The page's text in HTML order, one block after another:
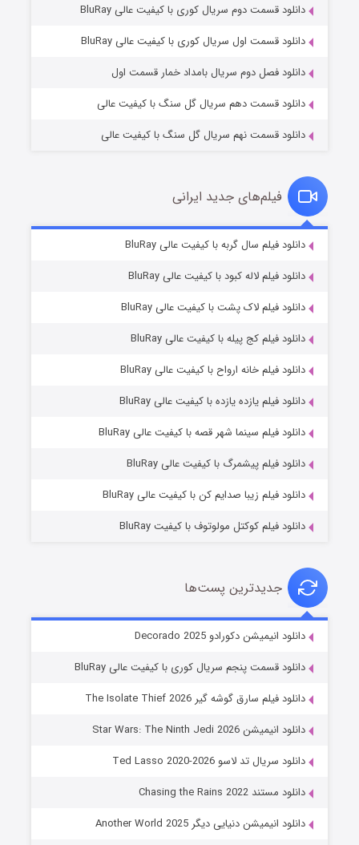
مردگان متحرک: شهر مرده ۳
قسمت۲ (زیرنویس) منتشر شد
قسمت۷ (زیرنویس) منتشر شد
خاندان اژدها فصل ۳
جادوگری در مغولستان
دانلود قسمت دوم سریال کوری با کیفیت عالی BluRay
دانلود قسمت اول سریال کوری با کیفیت عالی BluRay
دانلود فصل دوم سریال بامداد خمار قسمت اول
دانلود قسمت دهم سریال گل سنگ با کیفیت عالی
دانلود قسمت نهم سریال گل سنگ با کیفیت عالی
فیلم‌های جدید ایرانی
دانلود فیلم سال گربه با کیفیت عالی BluRay
دانلود فیلم لاله کبود با کیفیت عالی BluRay
دانلود فیلم لاک پشت با کیفیت عالی BluRay
دانلود فیلم کج‌ پیله با کیفیت عالی BluRay
دانلود فیلم خانه ارواح با کیفیت عالی BluRay
دانلود فیلم یازده یازده با کیفیت عالی BluRay
دانلود فیلم سینما شهر قصه با کیفیت عالی BluRay
دانلود فیلم پیشمرگ با کیفیت عالی BluRay
دانلود فیلم زیبا صدایم کن با کیفیت عالی BluRay
دانلود فیلم کوکتل مولوتوف با کیفیت BluRay
جدیدترین پست‌ها
دانلود انیمیشن دکورادو Decorado 2025
دانلود قسمت پنجم سریال کوری با کیفیت عالی BluRay
دانلود فیلم سارق گوشه گیر The Isolate Thief 2026
دانلود انیمیشن Star Wars: The Ninth Jedi 2026
دانلود سریال تد لاسو Ted Lasso 2020-2026
دانلود مستند Chasing the Rains 2022
دانلود انیمیشن دنیایی دیگر Another World 2025